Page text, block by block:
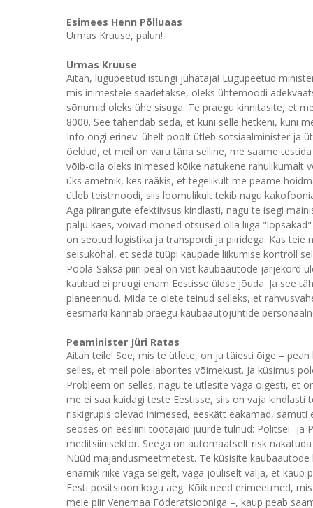
Esimees Henn Põlluaas
Urmas Kruuse, palun!
Urmas Kruuse
Aitäh, lugupeetud istungi juhataja! Lugupeetud
mis inimestele saadetakse, oleks ühtemoodi
sõnumid oleks ühe sisuga. Te praegu kinnitasite, et
8000. See tähendab seda, et kuni selle hetkeni, kuni
Info ongi erinev: ühelt poolt ütleb sotsiaalminister ja
öeldud, et meil on varu täna selline, me saame
võib-olla oleks inimesed kõike natukene rahulikumalt
üks ametnik, kes rääkis, et tegelikult me peame
ütleb teistmoodi, siis loomulikult tekib nagu
Aga piirangute efektiivsus kindlasti, nagu te isegi
palju käes, võivad mõned otsused olla liiga
on seotud logistika ja transpordi ja piiridega. Kas teie
seisukohal, et seda tüüpi kaupade liikumise kontroll
Poola-Saksa piiri peal on vist kaubaautode järjekord
kaubad ei pruugi enam Eestisse üldse jõuda. Ja see
planeerinud. Mida te olete teinud selleks, et
eesmärki kannab praegu kaubaautojuhtide
Peaminister Jüri Ratas
Aitäh teile! See, mis te ütlete, on ju täiesti õige –
selles, et meil pole laborites võimekust. Ja küsimus
Probleem on selles, nagu te ütlesite väga õigesti, et
me ei saa kuidagi teste Eestisse, siis on vaja
riskigrupis olevad inimesed, eeskätt eakamad,
seoses on eesliini töötajaid juurde tulnud: Politsei- ja
meditsiinisektor. Seega on automaatselt risk
Nüüd majandusmeetmetest. Te küsisite
enamik riike väga selgelt, väga jõuliselt välja, et kaup
Eesti positsioon kogu aeg. Kõik need erimeetmed,
meie piir Venemaa Föderatsiooniga –, kaup peab